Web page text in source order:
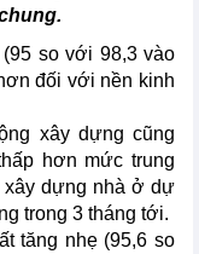
so với 98,3 vào
đối với nền kinh
xây dựng cũng
hơn mức trung
xây dựng nhà ở dự
trong 3 tháng tới.
tăng nhẹ (95,6 so